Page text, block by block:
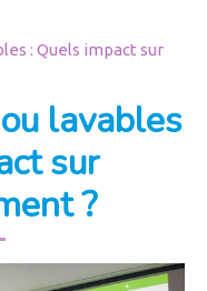
: Quels impact sur
lavables
sur
?